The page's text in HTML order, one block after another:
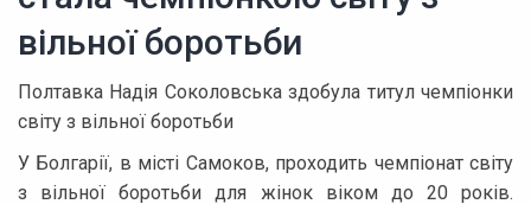
вільної боротьби
Полтавка Надія Соколовська здобула титул чемпіонки
світу з вільної боротьби
У Болгарії, в місті Самоков, проходить чемпіонат світу
з вільної боротьби для жінок віком до 20 років.